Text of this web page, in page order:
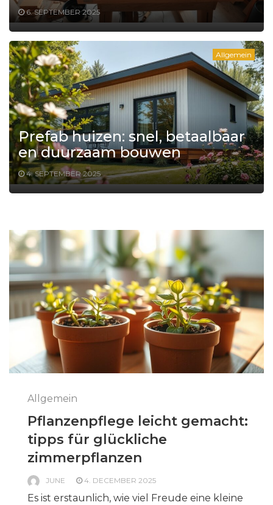
6. SEPTEMBER 2025
Allgemein
Prefab huizen: snel, betaalbaar
en duurzaam bouwen
4. SEPTEMBER 2025
Allgemein
Pflanzenpflege leicht gemacht:
tipps für glückliche
zimmerpflanzen
JUNE 4. DECEMBER 2025
Es ist erstaunlich, wie viel Freude eine kleine